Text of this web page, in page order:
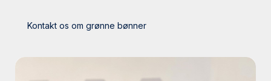
Forstå kaffekværning
Kontakt os om grønne bønner